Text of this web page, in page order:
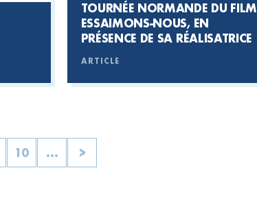
TOURNÉE NORMANDE DU FILM
ESSAIMONS-NOUS, EN
PRÉSENCE DE SA RÉALISATRICE
ARTICLE
10 ... >